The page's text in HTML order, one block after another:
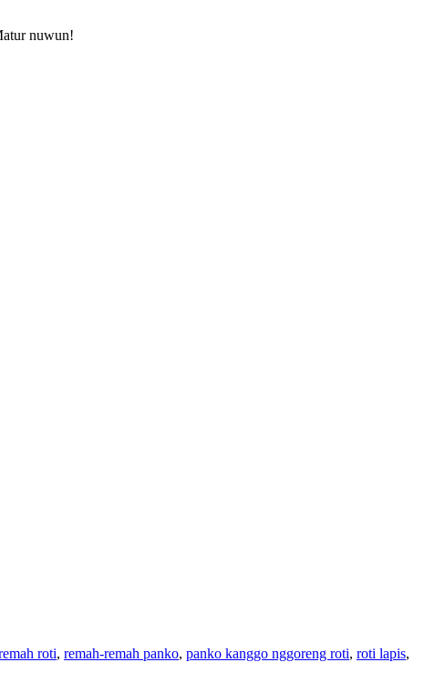
nuwun!
roti, remah-remah panko, panko kanggo nggoreng roti, roti lapis,